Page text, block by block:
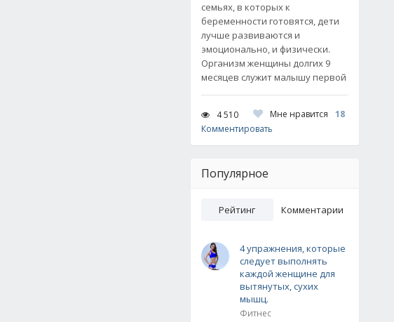
семьях, в которых к
беременности готовятся, дети
лучше развиваются и
эмоционально, и физически.
Организм женщины долгих 9
месяцев служит малышу первой
4 510 Мне нравится
18
Комментировать
Популярное
Рейтинг Комментарии
4 упражнения, которые
следует выполнять
каждой женщине для
вытянутых, сухих
мышц.
Фитнес